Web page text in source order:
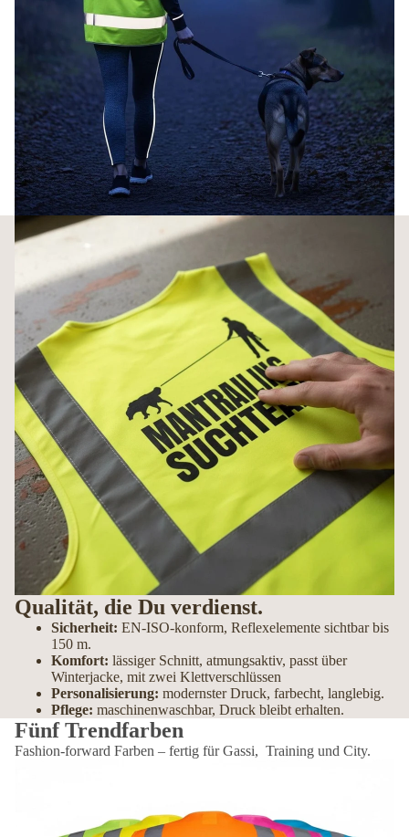
100% Polyester, leicht und knitterarm
Waschbar bei 30 Grad ohne Weichspüler
Personalisierbar: 300+ Motive + Wunschname auf dem Rücken
Qualität, die Du verdienst.
Sicherheit: EN-ISO-konform, Reflexelemente sichtbar bis
150 m.
Komfort: lässiger Schnitt, atmungsaktiv, passt über
Winterjacke, mit zwei Klettverschlüssen
Personalisierung: modernster Druck, farbecht, langlebig.
Pflege: maschinenwaschbar, Druck bleibt erhalten.
Fünf Trendfarben
Fashion-forward Farben – fertig für Gassi, Training und City.